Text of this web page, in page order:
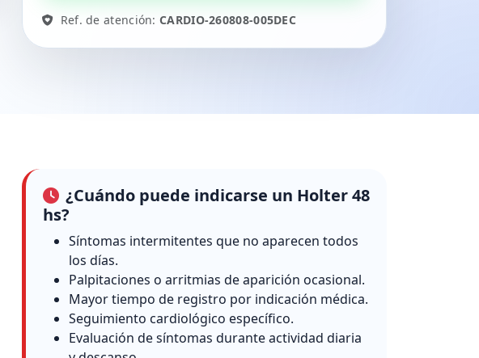
Ref. de atención:CARDIO-260808-005DEC
¿Cuándo puede indicarse un Holter 48
hs?
Síntomas intermitentes que no aparecen todos
los días.
Palpitaciones o arritmias de aparición ocasional.
Mayor tiempo de registro por indicación médica.
Seguimiento cardiológico específico.
Evaluación de síntomas durante actividad diaria